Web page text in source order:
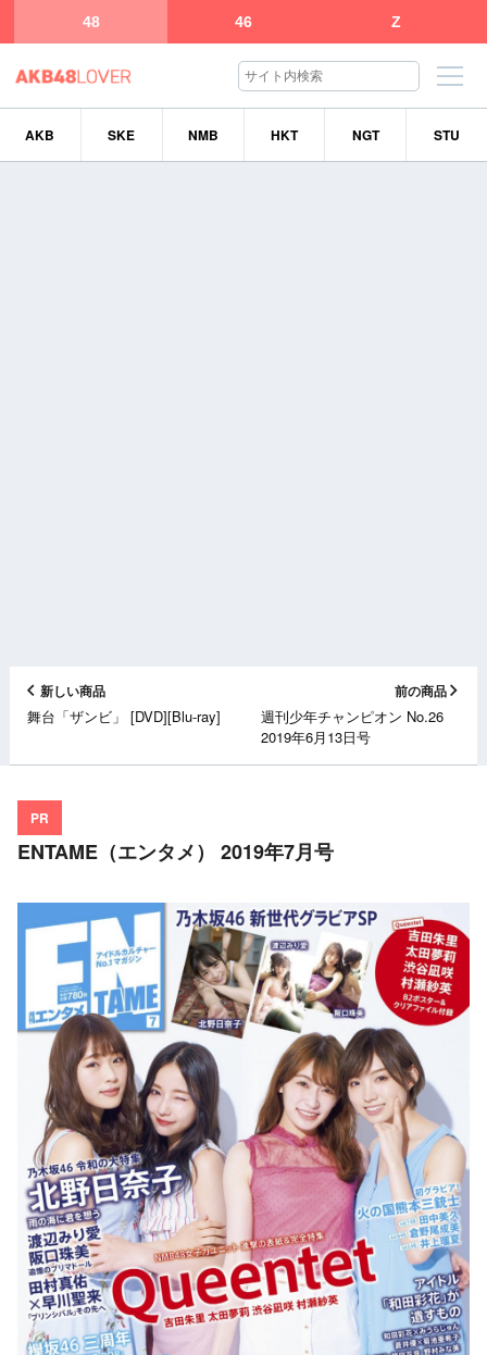
48 46 Z
AKB SKE NMB HKT NGT STU
新しい商品
舞台「ザンビ」 [DVD][Blu-ray]
前の商品
週刊少年チャンピオン No.26
2019年6月13日号
PR
ENTAME（エンタメ） 2019年7月号